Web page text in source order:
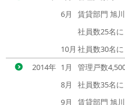
6月
賃貸部門 旭
社員数25名に
10月 社員数30名に
2014年 1月
管理戸数
8月
社員数35名に
9月
賃貸部門 旭